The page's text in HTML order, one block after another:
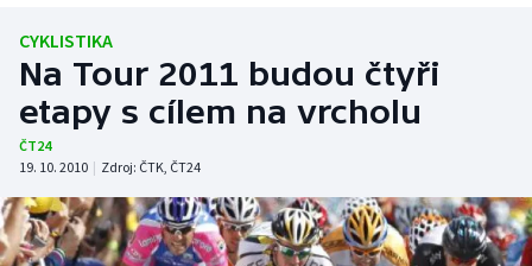
Cyklistika
DALŠÍ SPORTY
Americký fotbal
Baseball a softbal
NEPŘEHLÉDNĚTE
Soutěže
CYKLISTIKA
Na Tour 2011 budou čtyři
etapy s cílem na vrcholu
ČT24
19. 10. 2010 | Zdroj: ČTK, ČT24